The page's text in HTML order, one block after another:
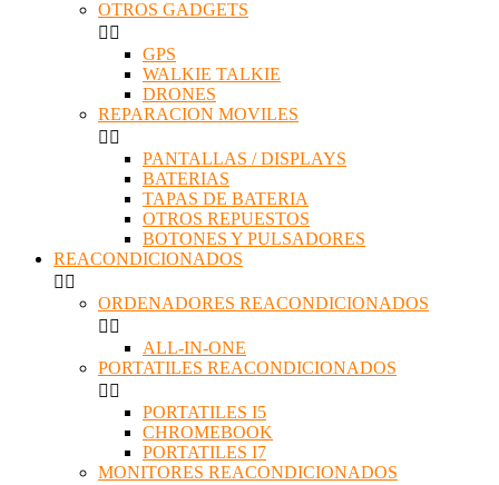
OTROS GADGETS
 
GPS
WALKIE TALKIE
DRONES
REPARACION MOVILES
 
PANTALLAS / DISPLAYS
BATERIAS
TAPAS DE BATERIA
OTROS REPUESTOS
BOTONES Y PULSADORES
REACONDICIONADOS
 
ORDENADORES REACONDICIONADOS
 
ALL-IN-ONE
PORTATILES REACONDICIONADOS
 
PORTATILES I5
CHROMEBOOK
PORTATILES I7
MONITORES REACONDICIONADOS